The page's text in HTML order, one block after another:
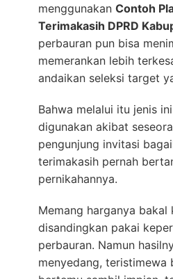
menggunakan Contoh
Terimakasih DPRD
perbauran pun bisa
memerankan lebih
andaikan seleksi target
Bahwa melalui itu jenis
digunakan akibat
pengunjung invitasi
terimakasih pernah
pernikahannya.
Memang harganya
disandingkan pakai
perbauran. Namun
menyedang, teristimewa